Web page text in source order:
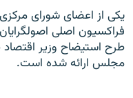
یکی از اعضای شورای
فراکسیون اصلی
مجلس ارائه شده است.